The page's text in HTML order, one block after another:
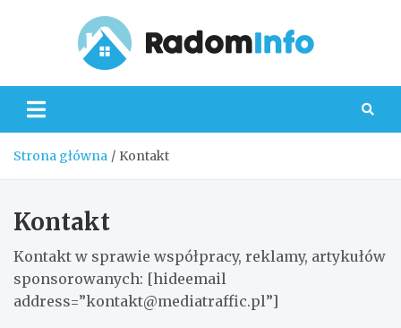
Strona główna Kontakt
Kontakt
Kontakt w sprawie współpracy, reklamy, artykułów
sponsorowanych: [hideemail
address=”kontakt@mediatraffic.pl”]